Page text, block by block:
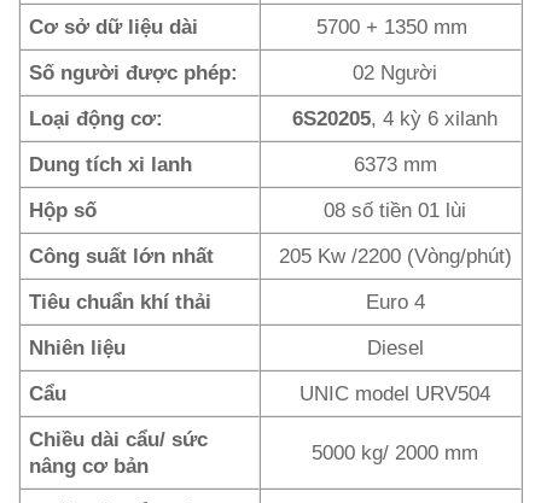
Cơ sở dữ liệu dài
5700 + 1350 mm
Số người được phép:
02 Người
Loại động cơ:
6S20205, 4 kỳ 6 xilanh
Dung tích xi lanh
6373 mm
Hộp số
08 số tiền 01 lùi
Công suất lớn nhất
205 Kw /2200 (Vòng/phút)
Tiêu chuẩn khí thải
Euro 4
Nhiên liệu
Diesel
Cẩu
UNIC model URV504
Chiều dài cẩu/ sức
nâng cơ bản
5000 kg/ 2000 mm